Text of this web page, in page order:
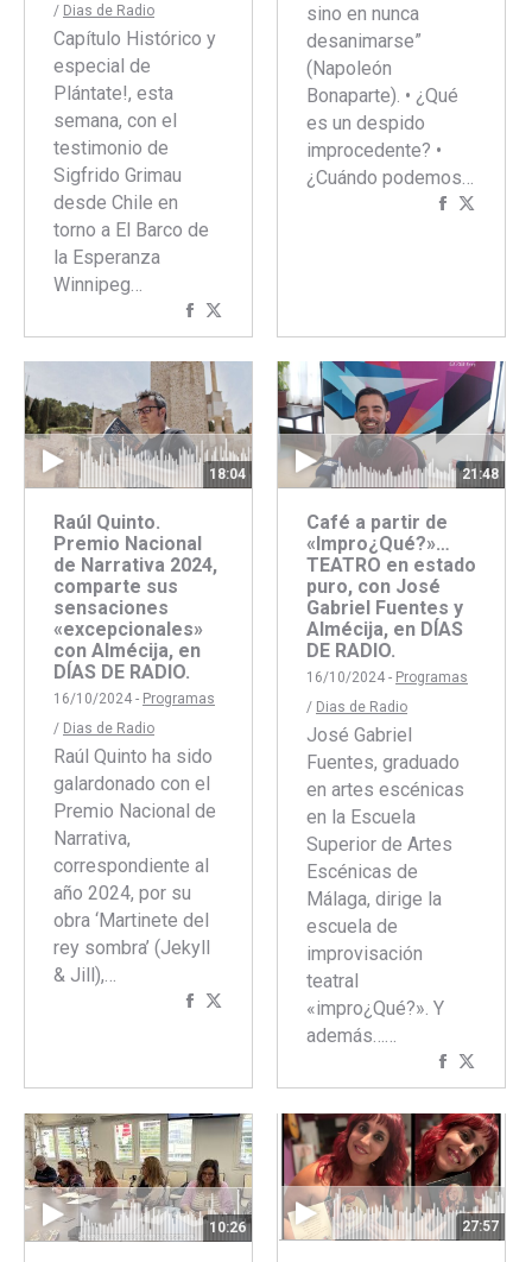
/ Dias de Radio
Capítulo Histórico y
especial de
Plántate!, esta
semana, con el
testimonio de
Sigfrido Grimau
desde Chile en
torno a El Barco de
la Esperanza
Winnipeg…
Compartir
con
Facebook
con
Twitter
sino en nunca
desanimarse”
(Napoleón
Bonaparte). • ¿Qué
es un despido
improcedente? •
¿Cuándo podemos…
Compartir
18:04
Raúl Quinto.
Premio Nacional
de Narrativa 2024,
comparte sus
sensaciones
«excepcionales»
con Almécija, en
DÍAS DE RADIO.
16/10/2024 - Programas
/ Dias de Radio
Raúl Quinto ha sido
galardonado con el
Premio Nacional de
Narrativa,
correspondiente al
año 2024, por su
obra ‘Martinete del
rey sombra’ (Jekyll
& Jill),…
Compartir
21:48
Café a partir de
«Impro¿Qué?»…
TEATRO en estado
puro, con José
Gabriel Fuentes y
Almécija, en DÍAS
DE RADIO.
16/10/2024 - Programas
/ Dias de Radio
José Gabriel
Fuentes, graduado
en artes escénicas
en la Escuela
Superior de Artes
Escénicas de
Málaga, dirige la
escuela de
improvisación
teatral
«impro¿Qué?». Y
además……
Compartir
concon
10:26 27:57